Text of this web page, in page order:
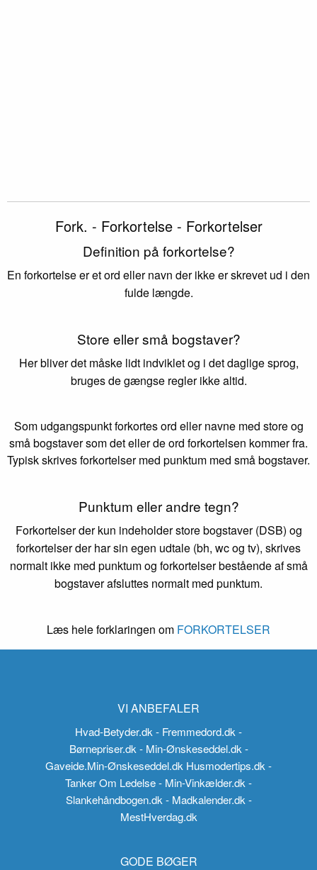
Fork. - Forkortelse - Forkortelser
Definition på forkortelse?
En forkortelse er et ord eller navn der ikke er skrevet ud i den
fulde længde.
Store eller små bogstaver?
Her bliver det måske lidt indviklet og i det daglige sprog,
bruges de gængse regler ikke altid.
Som udgangspunkt forkortes ord eller navne med store og
små bogstaver som det eller de ord forkortelsen kommer fra.
Typisk skrives forkortelser med punktum med små bogstaver.
Punktum eller andre tegn?
Forkortelser der kun indeholder store bogstaver (DSB) og
forkortelser der har sin egen udtale (bh, wc og tv), skrives
normalt ikke med punktum og forkortelser bestående af små
bogstaver afsluttes normalt med punktum.
Læs hele forklaringen om FORKORTELSER
VI ANBEFALER
Hvad-Betyder.dk- Fremmedord.dk-
Børnepriser.dk - Min-Ønskeseddel.dk -
Gaveide.Min-Ønskeseddel.dk Husmodertips.dk-
Tanker Om Ledelse- Min-Vinkælder.dk-
Slankehåndbogen.dk - Madkalender.dk -
MestHverdag.dk
GODE BØGER